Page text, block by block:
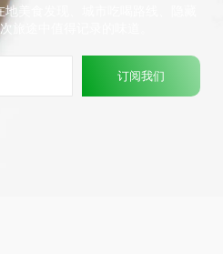
美食发现、城市吃喝路线、隐藏
旅途中值得记录的味道。
订阅我们